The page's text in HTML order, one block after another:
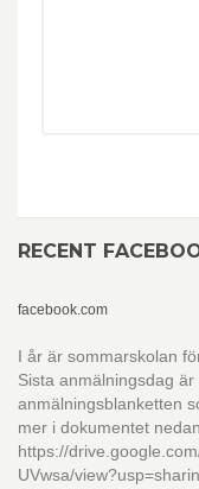
RECENT
facebook.com
I år är sommarskolan
Sista anmälningsdag
anmälningsblanketten
mer i dokumentet nedan
https://
UVwsa/